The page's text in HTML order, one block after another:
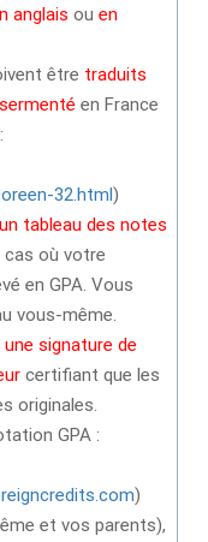
anglais ou en
être traduits
en France
32.html)
tableau des notes
cas où votre
en GPA. Vous
vous-même.
signature de
certifiant que les
originales.
GPA :
)
et vos parents),